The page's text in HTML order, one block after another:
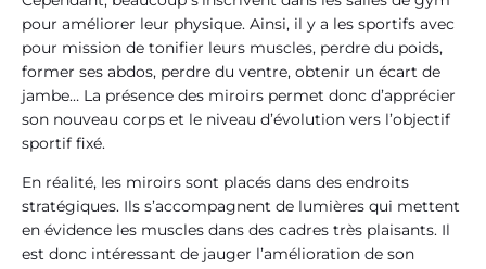
pour améliorer leur physique. Ainsi, il y a les sportifs avec
pour mission de tonifier leurs muscles, perdre du poids,
former ses abdos, perdre du ventre, obtenir un écart de
jambe… La présence des miroirs permet donc d’apprécier
son nouveau corps et le niveau d’évolution vers l’objectif
sportif fixé.
En réalité, les miroirs sont placés dans des endroits
stratégiques. Ils s’accompagnent de lumières qui mettent
en évidence les muscles dans des cadres très plaisants. Il
est donc intéressant de jauger l’amélioration de son